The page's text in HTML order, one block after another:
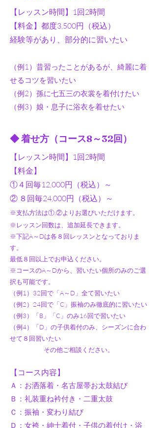
【レッスン時間】1回2時間
【料金】都度3,500円（税込）
​経験等があり、部分的に習いたい
​（例1）昔習ったことがあるが、綺麗に着
せるコツを習いたい
（例2）孫に七五三の衣裳を着付けたい
（例3）娘・息子に浴衣を着せたい
◆ 着せ方（コース8～32回）
【レッスン時間】1回2時間
【料金】
①４回毎12,000円（税込）～
② ８回毎24,000円（税込）～
※支払方法は①,②よりお選びいただけます。
※レッスン回数は、追加延長できます。
※下記A～Dは各８回レッスンとなっておりま
す。
最低８回以上でお申込ください。
※コースのA～Dから、習いたい個所のみのご選
択も可能です。
（例1）32回で「A～D」全て習いたい
（例2）24回で「C」振袖のみ徹底的に習いたい
（例3）「B」「C」のみ16回で習いたい
（例4）「D」の子供着付のみ、シーズンに合わ
せて８回習いたい
その他ご相談ください。
【コース内容】
Ａ：お洒落着・名古屋帯お太鼓結び
Ｂ：礼装重ね衿付き・二重太鼓
Ｃ：振袖・変わり結び
​Ｄ：女袴・紳士着付・子供の着付け・浴